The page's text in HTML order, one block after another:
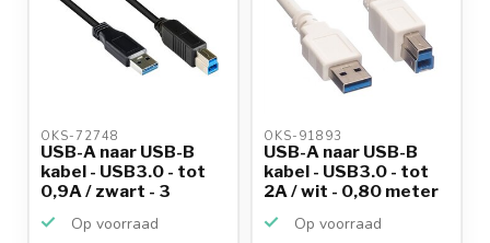
OKS-72748
USB-A naar USB-B
kabel - USB3.0 - tot
0,9A / zwart - 3
Op voorraad
OKS-91893
USB-A naar USB-B
kabel - USB3.0 - tot
2A / wit - 0,80 meter
Op voorraad